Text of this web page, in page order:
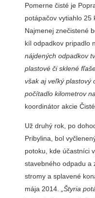
Pomerne čisté je
potápačov vytiahlo 25
Najmenej znečistené
kíl odpadkov pri­padlo
nájdených odpadkov
plastové či sklené
však aj veľký plastový
počítadlo ki­lometrov
koordinátor akcie
Už druhý rok, po
Pribylina, bol
potoku, kde účastníci
stavebného odpadu a
stromy a splavené
mája 2014.
„Štyria